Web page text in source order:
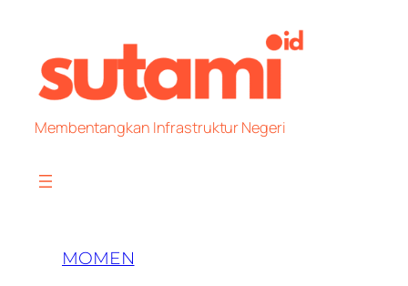
content
Membentangkan Infrastruktur Negeri
MOMEN